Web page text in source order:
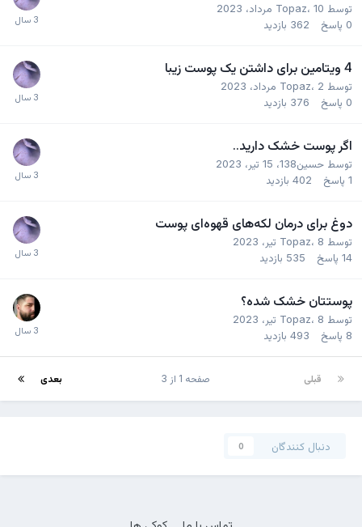
توسط Topaz، 10 مرداد، 2023
0 پاسخ 362 بازدید
4 ویتامین برای داشتن یک پوست زیبا
توسط Topaz، 2 مرداد، 2023
0 پاسخ 376 بازدید
اگر پوست خشک دارید..
توسط حسین138 ، 15 تیر، 2023
1 پاسخ 402 بازدید
دوغ برای درمان لکه‌های قهوه‌ای پوست
توسط Topaz، 8 تیر، 2023
14 پاسخ 535 بازدید
پوستتان خشک شده؟
توسط Topaz، 8 تیر، 2023
8 پاسخ 493 بازدید
قبلی بعدی صفحه 1 از 3
دنبال کنندگان 0
تماس با ما کوکی ها